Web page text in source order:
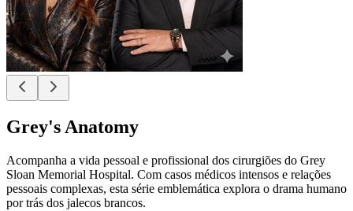
Grey's Anatomy
Acompanha a vida pessoal e profissional dos cirurgiões do Grey
Sloan Memorial Hospital. Com casos médicos intensos e relações
pessoais complexas, esta série emblemática explora o drama humano
por trás dos jalecos brancos.